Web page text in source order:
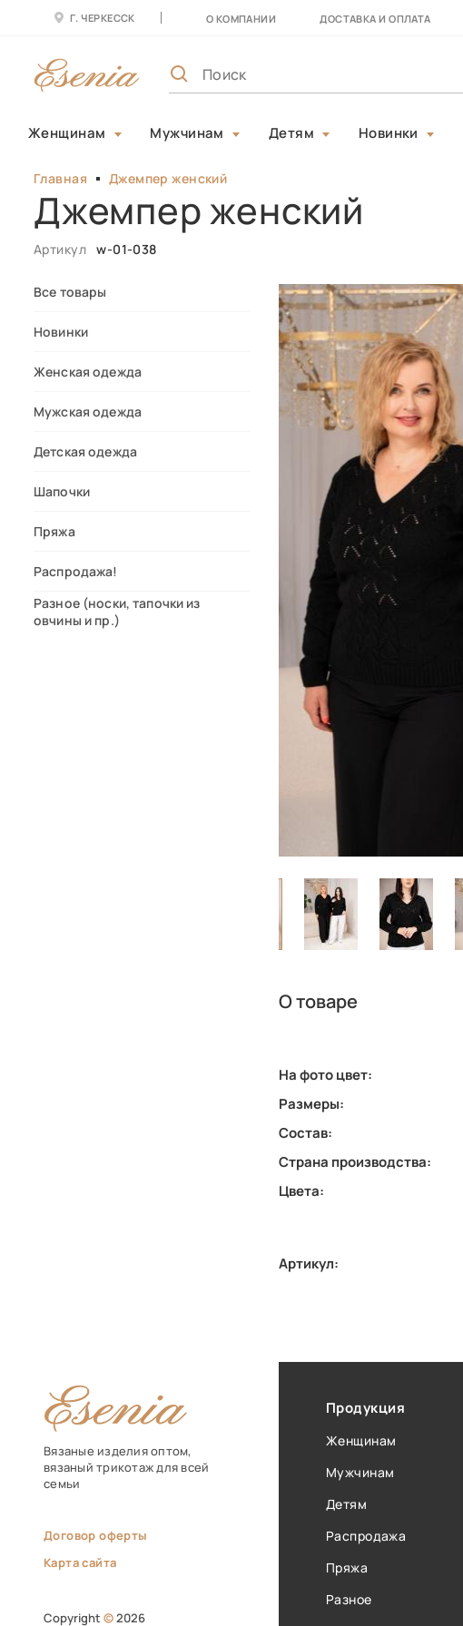
Г. ЧЕРКЕССК О КОМПАНИИ ДОСТАВКА И ОПЛАТА
Женщинам Мужчинам Детям Новинки
Главная Джемпер женский
Джемпер женский
Артикул w-01-038
Все товары
Новинки
Женская одежда
Мужская одежда
Детская одежда
Шапочки
Пряжа
Распродажа!
Разное (носки, тапочки из
овчины и пр.)
О товаре
На фото цвет:
Размеры:
Состав:
Страна производства:
Цвета:
Артикул:
Вязаные изделия оптом,
вязаный трикотаж для всей
семьи
Договор оферты
Карта сайта
Copyright ©2026
Продукция
Женщинам
Мужчинам
Детям
Распродажа
Пряжа
Разное